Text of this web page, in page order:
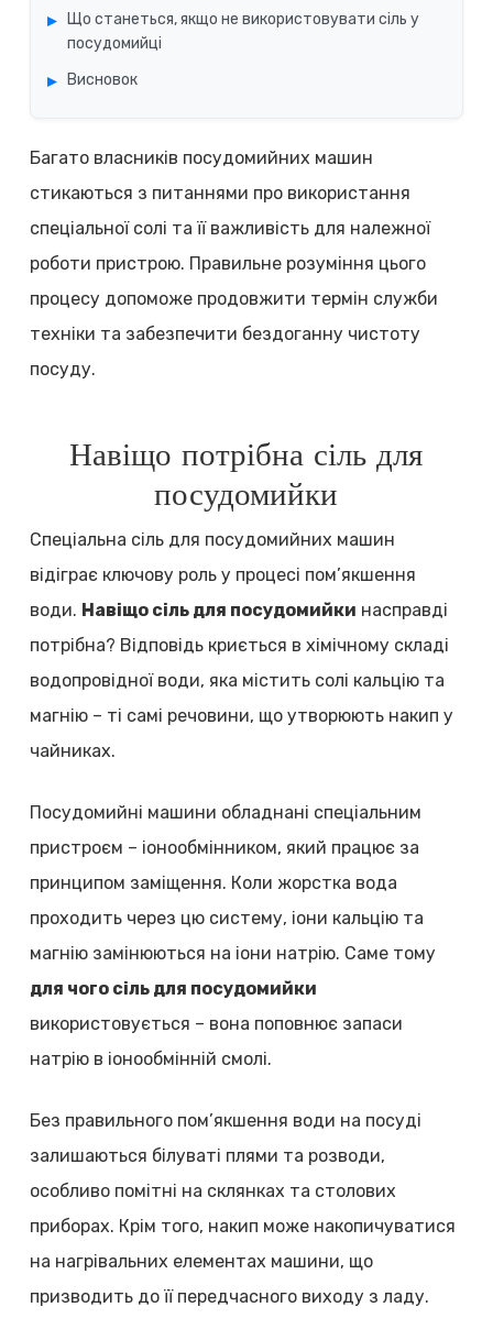
Що станеться, якщо не використовувати сіль у
посудомийці
Висновок
Багато власників посудомийних машин
стикаються з питаннями про використання
спеціальної солі та її важливість для належної
роботи пристрою. Правильне розуміння цього
процесу допоможе продовжити термін служби
техніки та забезпечити бездоганну чистоту
посуду.
Навіщо потрібна сіль для
посудомийки
Спеціальна сіль для посудомийних машин
відіграє ключову роль у процесі пом’якшення
води. Навіщо сіль для посудомийки насправді
потрібна? Відповідь криється в хімічному складі
водопровідної води, яка містить солі кальцію та
магнію – ті самі речовини, що утворюють накип у
чайниках.
Посудомийні машини обладнані спеціальним
пристроєм – іонообмінником, який працює за
принципом заміщення. Коли жорстка вода
проходить через цю систему, іони кальцію та
магнію замінюються на іони натрію. Саме тому
для чого сіль для посудомийки
використовується – вона поповнює запаси
натрію в іонообмінній смолі.
Без правильного пом’якшення води на посуді
залишаються білуваті плями та розводи,
особливо помітні на склянках та столових
приборах. Крім того, накип може накопичуватися
на нагрівальних елементах машини, що
призводить до її передчасного виходу з ладу.